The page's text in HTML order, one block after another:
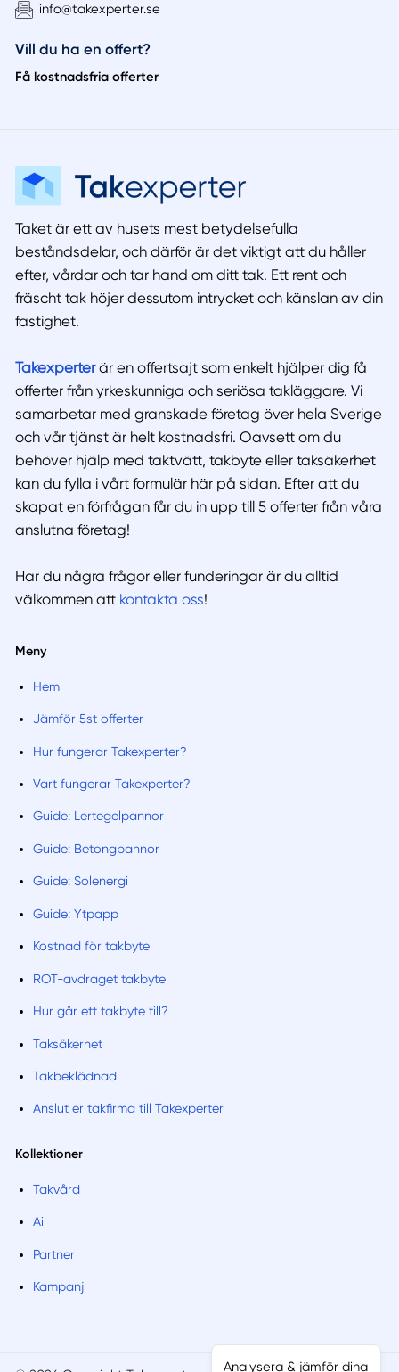
info@takexperter.se
Vill du ha en offert?
Få kostnadsfria offerter
Taket är ett av husets mest betydelsefulla
beståndsdelar, och därför är det viktigt att du håller
efter, vårdar och tar hand om ditt tak. Ett rent och
fräscht tak höjer dessutom intrycket och känslan av din
fastighet.
Takexperterär en offertsajt som enkelt hjälper dig få
offerter från yrkeskunniga och seriösa takläggare. Vi
samarbetar med granskade företag över hela Sverige
och vår tjänst är helt kostnadsfri. Oavsett om du
behöver hjälp med taktvätt, takbyte eller taksäkerhet
kan du fylla i vårt formulär här på sidan. Efter att du
skapat en förfrågan får du in upp till 5 offerter från våra
anslutna företag!
Har du några frågor eller funderingar är du alltid
välkommen att kontakta oss!
Meny
Hem
Jämför 5st offerter
Hur fungerar Takexperter?
Vart fungerar Takexperter?
Guide: Lertegelpannor
Guide: Betongpannor
Guide: Solenergi
Guide: Ytpapp
Kostnad för takbyte
ROT-avdraget takbyte
Hur går ett takbyte till?
Taksäkerhet
Takbeklädnad
Anslut er takfirma till Takexperter
Kollektioner
Takvård
Ai
Partner
Kampanj
Analysera & jämför dina